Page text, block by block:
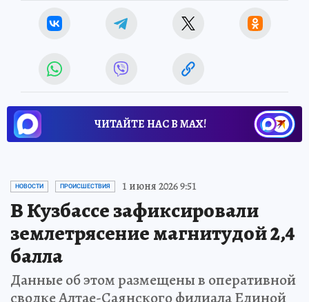
ЧИТАЙТЕ НАС В МАХ!
НОВОСТИ ПРОИСШЕСТВИЯ 1 июня 2026 9:51
В Кузбассе зафиксировали
землетрясение магнитудой 2,4
балла
Данные об этом размещены в оперативной